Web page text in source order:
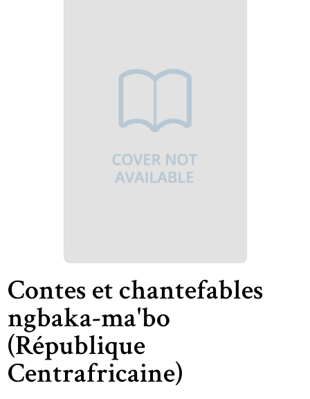
Contes et chantefables
ngbaka-ma'bo
(République
Centrafricaine)